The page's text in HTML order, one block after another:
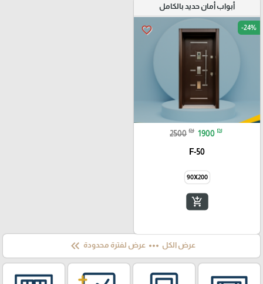
أبواب أمان حديد بالكامل
favorite_border -24%
2500 ₪ 1900 ₪
F-50
90X200
add_shopping_cart
عرض الكل more_horiz عرض لفترة محدودة keyboard_double_arrow_left